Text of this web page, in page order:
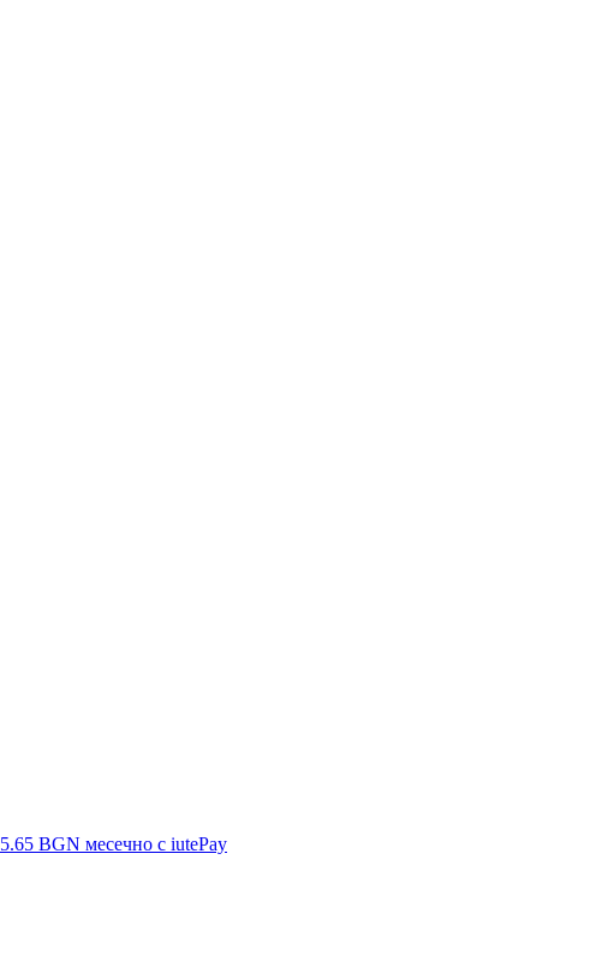
5.65 BGN месечно с iutePay